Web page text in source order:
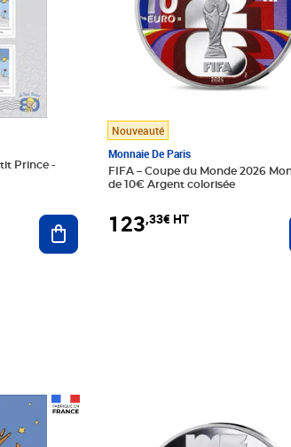
Prince -
Ajouter au panier
Nouveauté
Monnaie De Paris
FIFA – Coupe du Monde 2026
de 10€ Argent colorisée
123,33€ HT